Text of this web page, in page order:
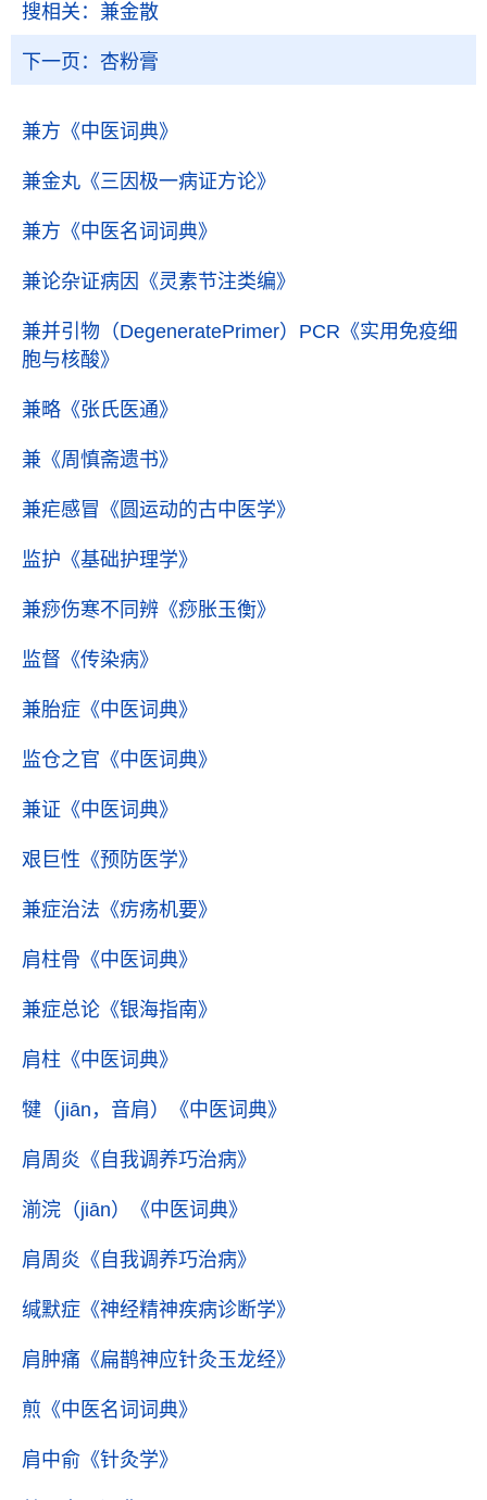
搜相关： 兼金散
下一页： 杏粉膏
兼方 《中医词典》
兼金丸 《三因极一病证方论》
兼方 《中医名词词典》
兼论杂证病因 《灵素节注类编》
兼并引物（DegeneratePrimer）PCR 《实用免疫细
胞与核酸》
兼略 《张氏医通》
兼 《周慎斋遗书》
兼疟感冒 《圆运动的古中医学》
监护 《基础护理学》
兼痧伤寒不同辨 《痧胀玉衡》
监督 《传染病》
兼胎症 《中医词典》
监仓之官 《中医词典》
兼证 《中医词典》
艰巨性 《预防医学》
兼症治法 《疠疡机要》
肩柱骨 《中医词典》
兼症总论 《银海指南》
肩柱 《中医词典》
犍（jiān，音肩） 《中医词典》
肩周炎 《自我调养巧治病》
湔浣（jiān） 《中医词典》
肩周炎 《自我调养巧治病》
缄默症 《神经精神疾病诊断学》
肩肿痛 《扁鹊神应针灸玉龙经》
煎 《中医名词词典》
肩中俞 《针灸学》